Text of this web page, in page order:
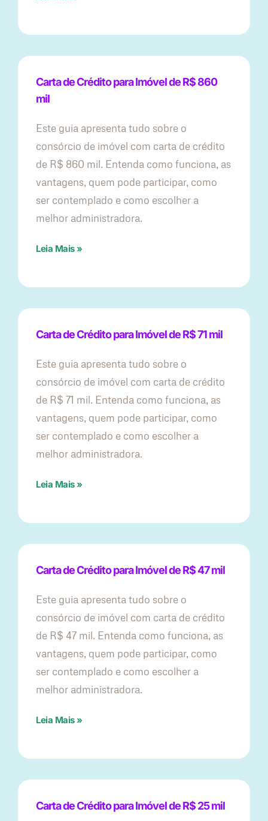
Carta de Crédito para Imóvel de R$ 860
mil
Este guia apresenta tudo sobre o
consórcio de imóvel com carta de crédito
de R$ 860 mil. Entenda como funciona, as
vantagens, quem pode participar, como
ser contemplado e como escolher a
melhor administradora.
Leia Mais »
Carta de Crédito para Imóvel de R$ 71 mil
Este guia apresenta tudo sobre o
consórcio de imóvel com carta de crédito
de R$ 71 mil. Entenda como funciona, as
vantagens, quem pode participar, como
ser contemplado e como escolher a
melhor administradora.
Leia Mais »
Carta de Crédito para Imóvel de R$ 47 mil
Este guia apresenta tudo sobre o
consórcio de imóvel com carta de crédito
de R$ 47 mil. Entenda como funciona, as
vantagens, quem pode participar, como
ser contemplado e como escolher a
melhor administradora.
Leia Mais »
Carta de Crédito para Imóvel de R$ 25 mil